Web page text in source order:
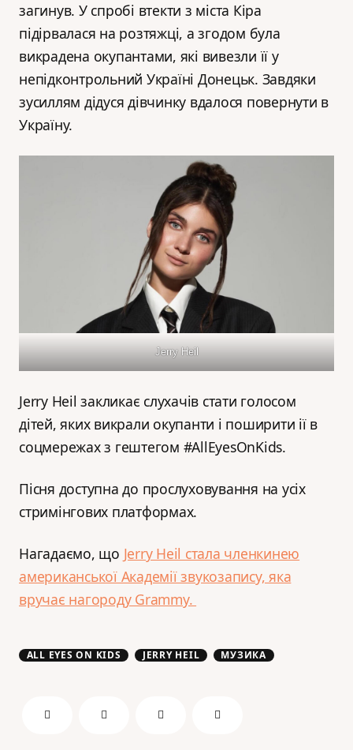
загинув. У спробі втекти з міста Кіра
підірвалася на розтяжці, а згодом була
викрадена окупантами, які вивезли її у
непідконтрольний Україні Донецьк. Завдяки
зусиллям дідуся дівчинку вдалося повернути в
Україну.
Jerry Heil
Jerry Heil закликає слухачів стати голосом
дітей, яких викрали окупанти і поширити ії в
соцмережах з гештегом #AllEyesOnKids.
Пісня доступна до прослуховування на усіх
стримінгових платформах.
Нагадаємо, що Jerry Heil стала членкинею
американської Академії звукозапису, яка
вручає нагороду Grammy.
ALL EYES ON KIDS JERRY HEIL МУЗИКА